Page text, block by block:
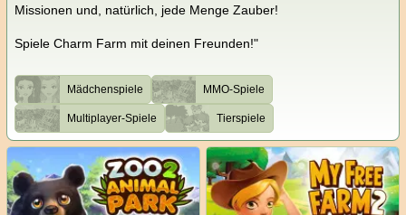
Missionen und, natürlich, jede Menge Zauber!
Spiele Charm Farm mit deinen Freunden!"
Mädchenspiele MMO-Spiele
Multiplayer-Spiele Tierspiele